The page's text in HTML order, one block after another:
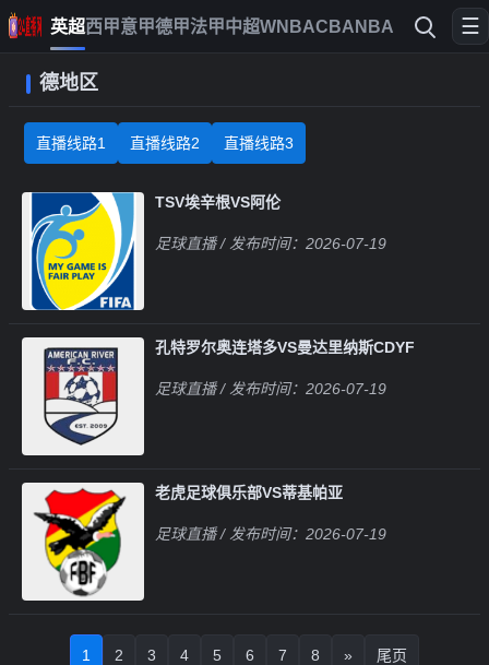
英超西甲意甲德甲法甲中超WNBACBA NBA ☰
德地区
直播线路1 直播线路2 直播线路3
TSV埃辛根VS阿伦
足球直播/ 发布时间：2026-07-19
孔特罗尔奥连塔多VS曼达里纳斯CDYF
足球直播/ 发布时间：2026-07-19
老虎足球俱乐部VS蒂基帕亚
足球直播/ 发布时间：2026-07-19
1 2 3 4 5 6 7 8 » 尾页